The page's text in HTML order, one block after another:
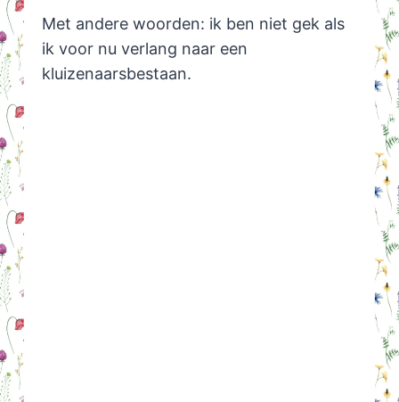
Met andere woorden: ik ben niet gek als
ik voor nu verlang naar een
kluizenaarsbestaan.